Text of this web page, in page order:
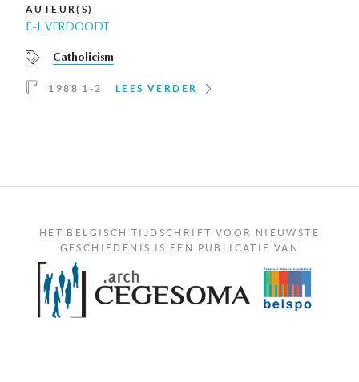
AUTEUR(S)
F.-J. VERDOODT
Catholicism
1988 1-2 LEES VERDER
HET BELGISCH TIJDSCHRIFT VOOR NIEUWSTE
GESCHIEDENIS IS EEN PUBLICATIE VAN